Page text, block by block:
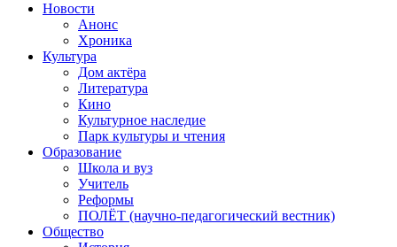
Новости
Анонс
Хроника
Культура
Дом актёра
Литература
Кино
Культурное наследие
Парк культуры и чтения
Образование
Школа и вуз
Учитель
Реформы
ПОЛЁТ (научно-педагогический вестник)
Общество